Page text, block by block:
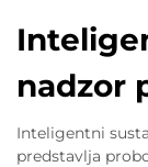
nadzor
Inteligentni
predstavlja